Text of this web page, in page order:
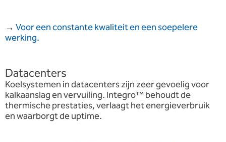
→ Voor een constante kwaliteit en een soepelere
werking.
Datacenters
Koelsystemen in datacenters zijn zeer gevoelig voor
kalkaanslag en vervuiling. Integro™ behoudt de
thermische prestaties, verlaagt het energieverbruik
en waarborgt de uptime.